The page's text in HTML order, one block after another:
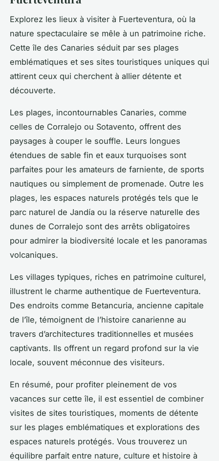
Explorez les lieux à visiter à Fuerteventura, où la
nature spectaculaire se mêle à un patrimoine riche.
Cette île des Canaries séduit par ses plages
emblématiques et ses sites touristiques uniques qui
attirent ceux qui cherchent à allier détente et
découverte.
Les plages, incontournables Canaries, comme
celles de Corralejo ou Sotavento, offrent des
paysages à couper le souffle. Leurs longues
étendues de sable fin et eaux turquoises sont
parfaites pour les amateurs de farniente, de sports
nautiques ou simplement de promenade. Outre les
plages, les espaces naturels protégés tels que le
parc naturel de Jandía ou la réserve naturelle des
dunes de Corralejo sont des arrêts obligatoires
pour admirer la biodiversité locale et les panoramas
volcaniques.
Les villages typiques, riches en patrimoine culturel,
illustrent le charme authentique de Fuerteventura.
Des endroits comme Betancuria, ancienne capitale
de l’île, témoignent de l’histoire canarienne au
travers d’architectures traditionnelles et musées
captivants. Ils offrent un regard profond sur la vie
locale, souvent méconnue des visiteurs.
En résumé, pour profiter pleinement de vos
vacances sur cette île, il est essentiel de combiner
visites de sites touristiques, moments de détente
sur les plages emblématiques et explorations des
espaces naturels protégés. Vous trouverez un
équilibre parfait entre nature, culture et histoire à